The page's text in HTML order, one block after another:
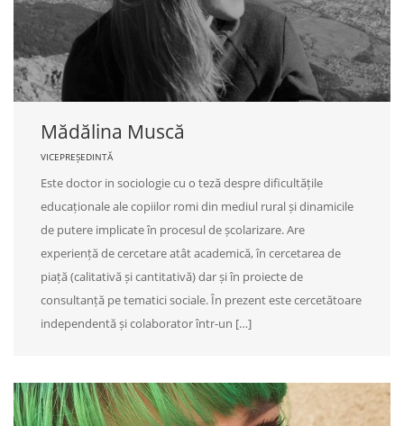
Mădălina Muscă
VICEPREȘEDINTĂ
Este doctor in sociologie cu o teză despre dificultățile
educaționale ale copiilor romi din mediul rural și dinamicile
de putere implicate în procesul de școlarizare. Are
experiență de cercetare atât academică, în cercetarea de
piață (calitativă și cantitativă) dar și în proiecte de
consultanță pe tematici sociale. În prezent este cercetătoare
independentă și colaborator într-un […]